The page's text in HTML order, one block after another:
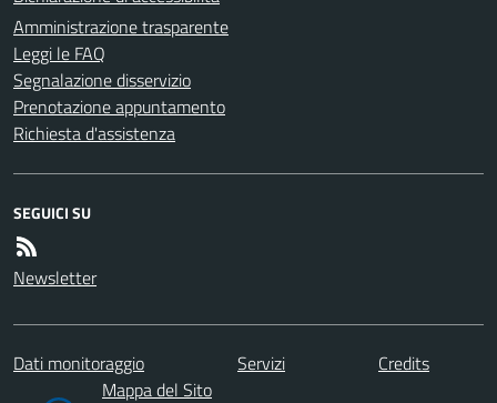
Amministrazione trasparente
Leggi le FAQ
Segnalazione disservizio
Prenotazione appuntamento
Richiesta d'assistenza
SEGUICI SU
Newsletter
Dati monitoraggio Servizi
Credits
Mappa del Sito